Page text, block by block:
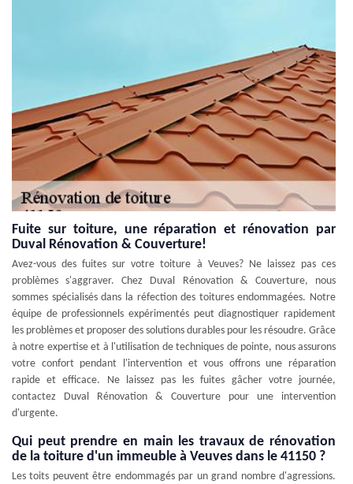
Fuite sur toiture, une réparation et rénovation par
Duval Rénovation & Couverture!
Avez-vous des fuites sur votre toiture à Veuves? Ne laissez pas ces
problèmes s'aggraver. Chez Duval Rénovation & Couverture, nous
sommes spécialisés dans la réfection des toitures endommagées. Notre
équipe de professionnels expérimentés peut diagnostiquer rapidement
les problèmes et proposer des solutions durables pour les résoudre. Grâce
à notre expertise et à l'utilisation de techniques de pointe, nous assurons
votre confort pendant l'intervention et vous offrons une réparation
rapide et efficace. Ne laissez pas les fuites gâcher votre journée,
contactez Duval Rénovation & Couverture pour une intervention
d'urgente.
Qui peut prendre en main les travaux de rénovation
de la toiture d'un immeuble à Veuves dans le 41150 ?
Les toits peuvent être endommagés par un grand nombre d'agressions.